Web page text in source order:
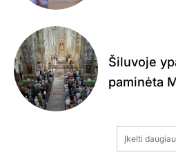
Šiluvoje
paminėta
Įkelti daugiau